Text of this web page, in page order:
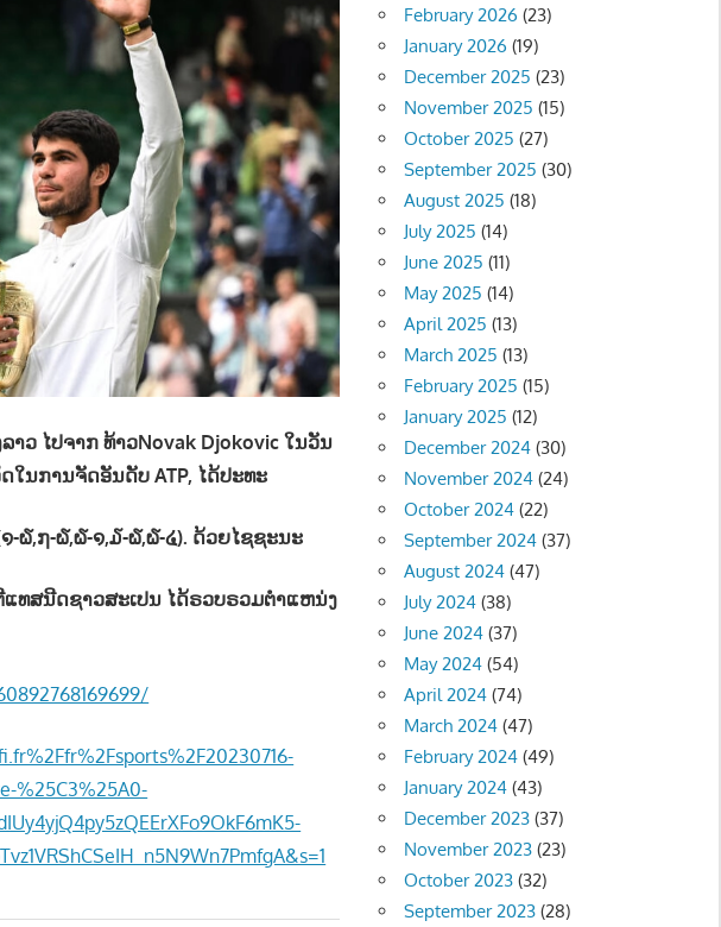
າວ ໄປຈາກ ທ້າວNovak Djokovic ໃນວັນ
ນ​ການຈັດ​ອັນ​ດັບ ATP, ໄດ້​ປະ​ທະ​
-໖,໗-໖,໖-໑,໓-໖,໖-໔). ດ້ວຍໄຊຊະນະ
ແທສນີດຊາວສະເປນ ໄດ້ຣວບຣວມຕໍາແຫນ່ງ
%25C3%25A0-
February 2026 (23)
January 2026 (19)
December 2025 (23)
November 2025 (15)
October 2025 (27)
September 2025 (30)
August 2025 (18)
July 2025 (14)
June 2025 (11)
May 2025 (14)
April 2025 (13)
March 2025 (13)
February 2025 (15)
January 2025 (12)
December 2024 (30)
November 2024 (24)
October 2024 (22)
September 2024 (37)
August 2024 (47)
July 2024 (38)
June 2024 (37)
May 2024 (54)
April 2024 (74)
March 2024 (47)
February 2024 (49)
January 2024 (43)
December 2023 (37)
November 2023 (23)
October 2023 (32)
September 2023 (28)